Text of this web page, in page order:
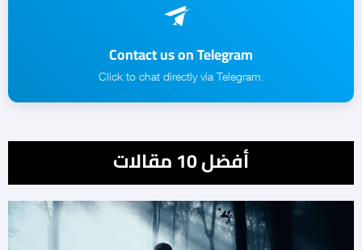
Contact us on Telegram
.Click to chat directly via Telegram
أفضل 10 مقالات